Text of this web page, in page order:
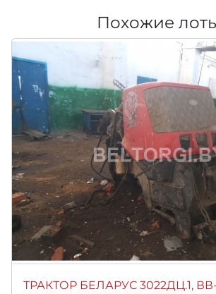
Похожие
ТРАКТОР БЕЛАРУС 3022ДЦ.1, ВВ-